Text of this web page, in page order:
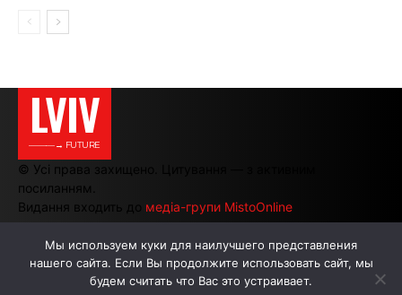
LVIV
———→ FUTURE
© Усі права захищено. Цитування — з активним
посиланням.
Видання входить до медіа-групи MistoOnline
АВТОРИ РЕКЛАМА НА САЙТІ
Мы используем куки для наилучшего представления
нашего сайта. Если Вы продолжите использовать сайт, мы
будем считать что Вас это устраивает.